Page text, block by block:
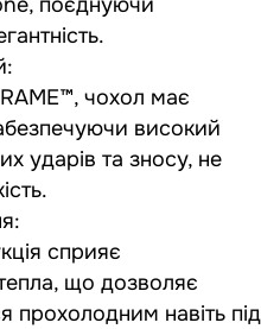
чохол має
високий
ударів та зносу, не
сприяє
що дозволяє
навіть під